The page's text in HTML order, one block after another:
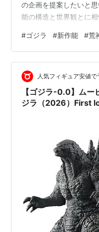
の企画を提案したいと
能の構造と世界観とに
というより「荒ぶる神
目名は、新作能 『荒神
「ゴジラ」という固有
一見すると古典能の演
島の伝説で語り継がれ
と表記さ…
#ゴジラ #新作能 #荒
人気フィギュア安値で
【ゴジラ-0.0】ムー
ジラ（2026）First